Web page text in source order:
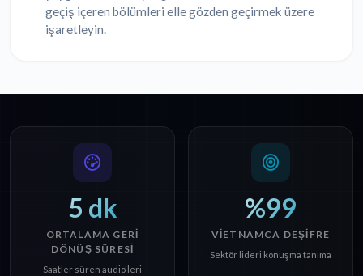
geçiş içeren bölümleri elle gözden geçirmek üzere
işaretleyin.
5 dk
ORTALAMA GERI
DÖNÜŞ SÜRESI
Saatler süren audio'leri
%99
VIETNAMCA DEŞIFRE
Sektör lideri konuşma tanıma